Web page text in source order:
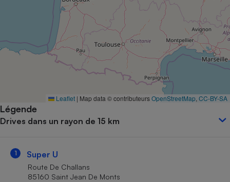
Leaflet | Map data © contributeursOpenStreetMap CC-BY-SA
Légende
Drives dans un rayon de 15 km
1 Super U
Route De Challans
85160 Saint Jean De Monts
Complément
alimentaire
Assurance emprunteur
Banque
Petit électroménager -
Matelas
Mutuelle